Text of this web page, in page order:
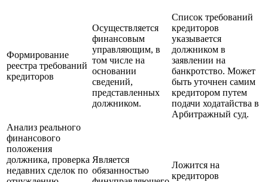
Формирование
реестра требований
кредиторов
Осуществляется
финансовым
управляющим, в
том числе на
основании
сведений,
представленных
должником.
Список требований
кредиторов
указывается
должником в
заявлении на
банкротство. Может
быть уточнен самим
кредитором путем
подачи ходатайства в
Арбитражный суд.
Анализ реального
финансового
положения
должника, проверка
недавних сделок по
Является
обязанностью
Ложится на
кредиторов